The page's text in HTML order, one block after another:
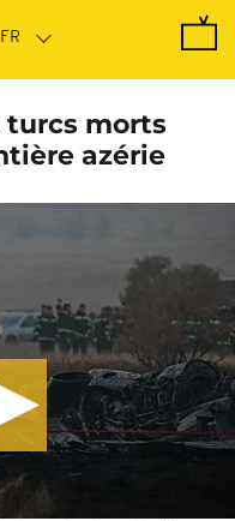
turcs morts
azérie